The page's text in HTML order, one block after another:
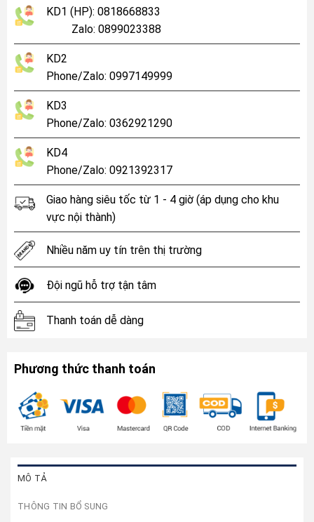
KD1 (HP): 0818668833
Zalo: 0899023388
KD2
Phone/Zalo: 0997149999
KD3
Phone/Zalo: 0362921290
KD4
Phone/Zalo: 0921392317
Giao hàng siêu tốc từ 1 - 4 giờ (áp dụng cho khu
vực nội thành)
Nhiều năm uy tín trên thị trường
Đội ngũ hỗ trợ tận tâm
Thanh toán dễ dàng
Phương thức thanh toán
MÔ TẢ
THÔNG TIN BỔ SUNG